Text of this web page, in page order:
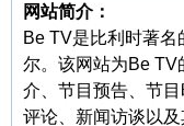
网站简介：
Be TV是比利时著
尔。该网站为Be TV
介、节目预告、节
评论、新闻访谈以